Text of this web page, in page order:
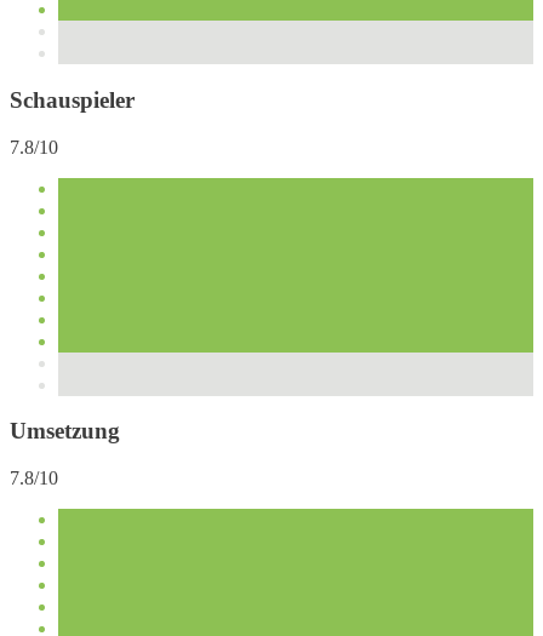
Schauspieler
7.8/10
Umsetzung
7.8/10